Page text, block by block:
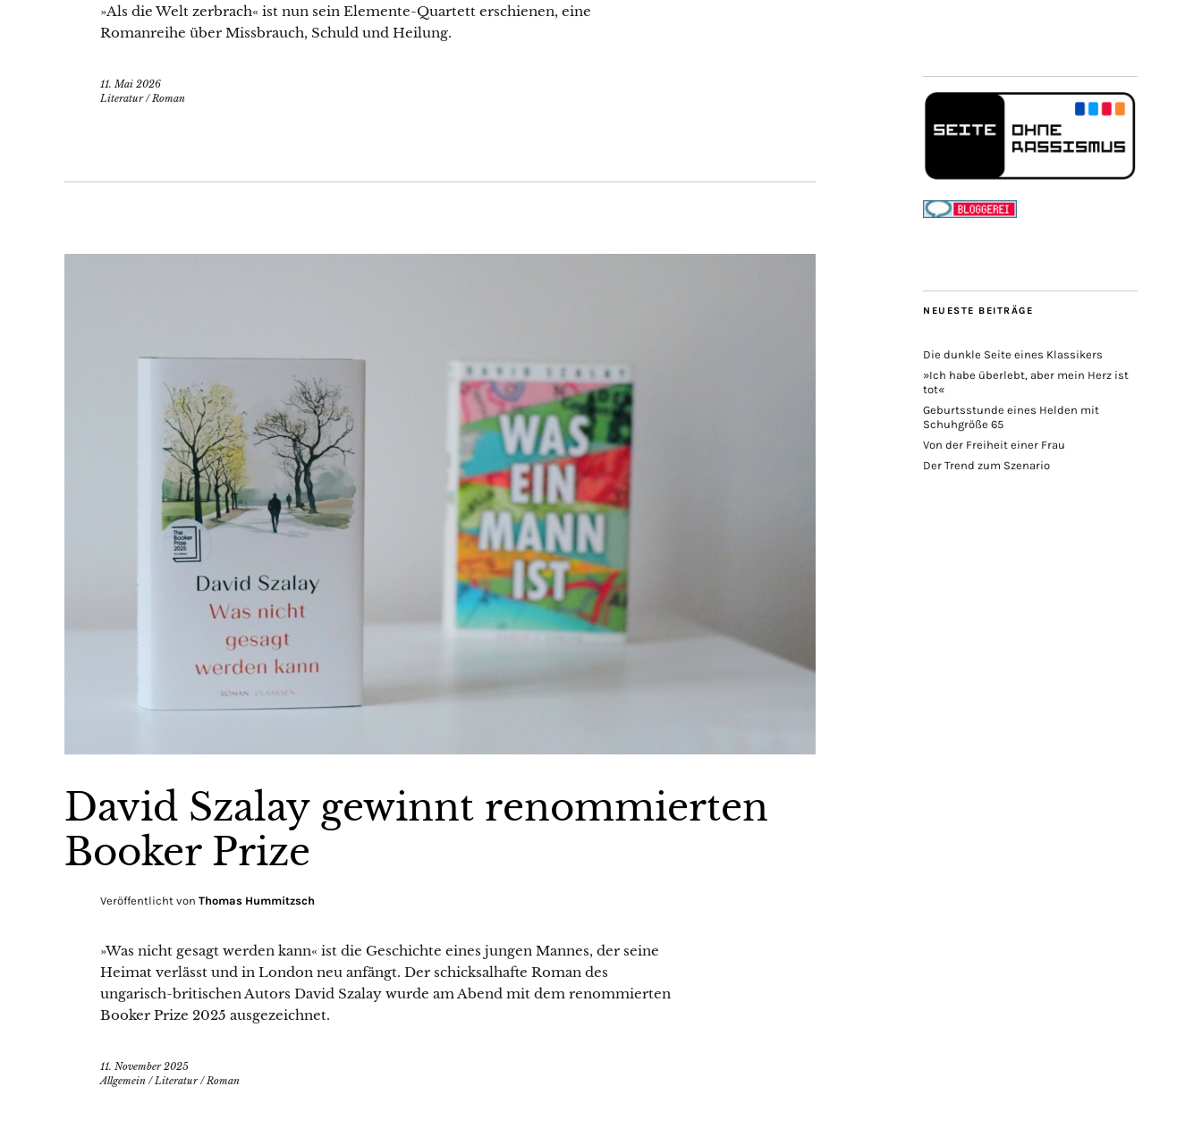
»Als die Welt zerbrach« ist nun sein Elemente-Quartett erschienen, eine
Romanreihe über Missbrauch, Schuld und Heilung.
11. Mai 2026
Literatur/Roman
David Szalay gewinnt renommierten
Booker Prize
Veröffentlicht von Thomas Hummitzsch
»Was nicht gesagt werden kann« ist die Geschichte eines jungen Mannes, der seine
Heimat verlässt und in London neu anfängt. Der schicksalhafte Roman des
ungarisch-britischen Autors David Szalay wurde am Abend mit dem renommierten
Booker Prize 2025 ausgezeichnet.
11. November 2025
Allgemein /Literatur/Roman
NEUESTE BEITRÄGE
Die dunkle Seite eines Klassikers
»Ich habe überlebt, aber mein Herz ist
tot«
Geburtsstunde eines Helden mit
Schuhgröße 65
Von der Freiheit einer Frau
Der Trend zum Szenario